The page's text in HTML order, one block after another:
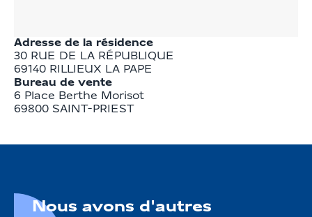
Adresse de la résidence
30 RUE DE LA RÉPUBLIQUE
69140 RILLIEUX LA PAPE
Bureau de vente
6 Place Berthe Morisot
69800 SAINT-PRIEST
Nous avons d'autres